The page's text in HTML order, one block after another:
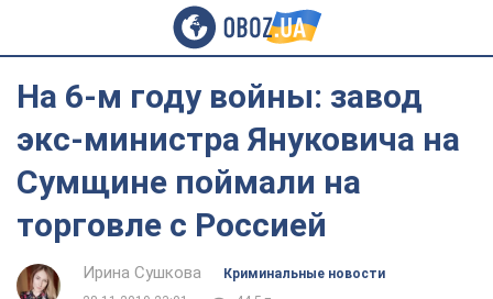
На 6-м году войны: завод
экс-министра Януковича на
Сумщине поймали на
торговле с Россией
Ирина Сушкова
Криминальные новости